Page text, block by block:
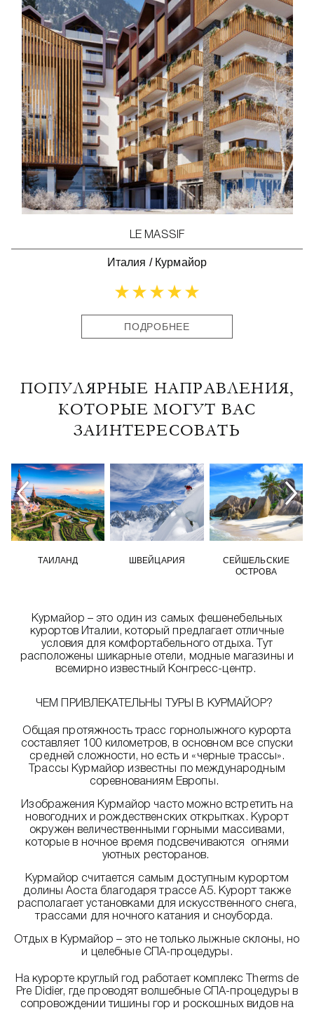
LE MASSIF
Италия / Курмайор
ПОДРОБНЕЕ
ПОПУЛЯРНЫЕ НАПРАВЛЕНИЯ,
КОТОРЫЕ МОГУТ ВАС
ЗАИНТЕРЕСОВАТЬ
ТАИЛАНД ШВЕЙЦАРИЯ
СЕЙШЕЛЬСКИЕ
ОСТРОВА
Курмайор – это один из самых фешенебельных
курортов Италии, который предлагает отличные
условия для комфортабельного отдыха. Тут
расположены шикарные отели, модные магазины и
всемирно известный Конгресс-центр.
ЧЕМ ПРИВЛЕКАТЕЛЬНЫ ТУРЫ В КУРМАЙОР?
Общая протяжность трасс горнолыжного курорта
составляет 100 километров, в основном все спуски
средней сложности, но есть и «черные трассы».
Трассы Курмайор известны по международным
соревнованиям Европы.
Изображения Курмайор часто можно встретить на
новогодних и рождественских открытках. Курорт
окружен величественными горными массивами,
которые в ночное время подсвечиваются огнями
уютных ресторанов.
Курмайор считается самым доступным курортом
долины Аоста благодаря трассе А5. Курорт также
располагает установками для искусственного снега,
трассами для ночного катания и сноуборда.
Отдых в Курмайор – это не только лыжные склоны, но
и целебные СПА-процедуры.
На курорте круглый год работает комплекс Therms de
Pre Didier, где проводят волшебные СПА-процедуры в
сопровождении тишины гор и роскошных видов на